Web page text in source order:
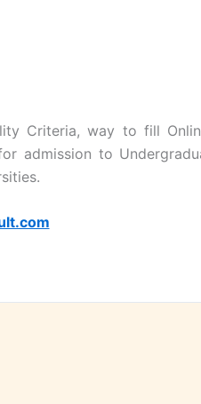
Criteria, way to fill
admission to